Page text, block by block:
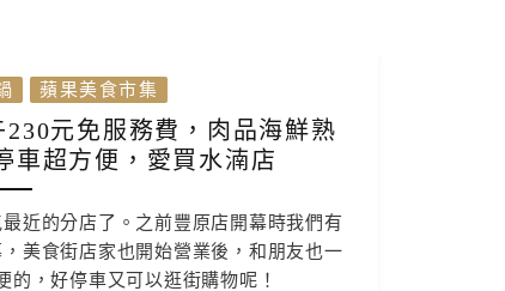
蘋果美食市集
元免服務費，肉品海鮮熟
車超方便，愛買水湳店
近的分店了。之前豐原店開幕時我們有
美食街店家也開始營業後，和朋友也一
的，好停車又可以逛街購物呢！